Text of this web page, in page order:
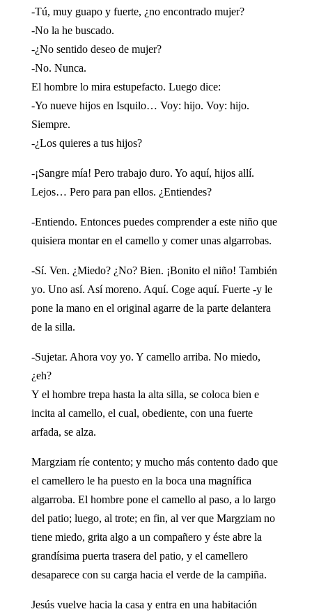
-Tú, muy guapo y fuerte, ¿no encontrado mujer?
-No la he buscado.
-¿No sentido deseo de mujer?
-No. Nunca.
El hombre lo mira estupefacto. Luego dice:
-Yo nueve hijos en Isquilo… Voy: hijo. Voy: hijo.
Siempre.
-¿Los quieres a tus hijos?
-¡Sangre mía! Pero trabajo duro. Yo aquí, hijos allí.
Lejos… Pero para pan ellos. ¿Entiendes?
-Entiendo. Entonces puedes comprender a este niño que
quisiera montar en el camello y comer unas algarrobas.
-Sí. Ven. ¿Miedo? ¿No? Bien. ¡Bonito el niño! También
yo. Uno así. Así moreno. Aquí. Coge aquí. Fuerte -y le
pone la mano en el original agarre de la parte delantera
de la silla.
-Sujetar. Ahora voy yo. Y camello arriba. No miedo,
¿eh?
Y el hombre trepa hasta la alta silla, se coloca bien e
incita al camello, el cual, obediente, con una fuerte
arfada, se alza.
Margziam ríe contento; y mucho más contento dado que
el camellero le ha puesto en la boca una magnífica
algarroba. El hombre pone el camello al paso, a lo largo
del patio; luego, al trote; en fin, al ver que Margziam no
tiene miedo, grita algo a un compañero y éste abre la
grandísima puerta trasera del patio, y el camellero
desaparece con su carga hacia el verde de la campiña.
Jesús vuelve hacia la casa y entra en una habitación